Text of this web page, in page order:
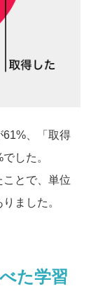
61%、「取得
した。
とで、単位
ました。
た学習